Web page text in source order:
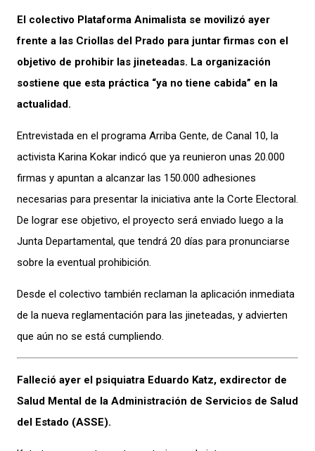
El colectivo Plataforma Animalista se movilizó ayer
frente a las Criollas del Prado para juntar firmas con el
objetivo de prohibir las jineteadas. La organización
sostiene que esta práctica “ya no tiene cabida” en la
actualidad.
Entrevistada en el programa Arriba Gente, de Canal 10, la
activista Karina Kokar indicó que ya reunieron unas 20.000
firmas y apuntan a alcanzar las 150.000 adhesiones
necesarias para presentar la iniciativa ante la Corte Electoral.
De lograr ese objetivo, el proyecto será enviado luego a la
Junta Departamental, que tendrá 20 días para pronunciarse
sobre la eventual prohibición.
Desde el colectivo también reclaman la aplicación inmediata
de la nueva reglamentación para las jineteadas, y advierten
que aún no se está cumpliendo.
Falleció ayer el psiquiatra Eduardo Katz, exdirector de
Salud Mental de la Administración de Servicios de Salud
del Estado (ASSE).